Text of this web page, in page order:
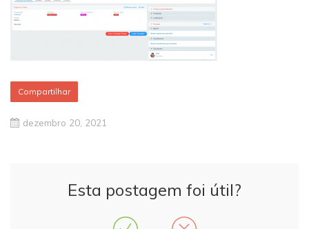
Compartilhar
dezembro 20, 2021
Esta postagem foi útil?